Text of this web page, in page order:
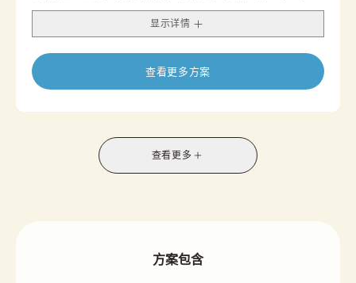
适合夏季观光与休闲出行。
通风柔软的质地搭配富有夏日气息的精致设计，营造
无论是夏日旅行、拍照留念，还是享受一段悠闲的下
午茶时光，都是兼具品味与舒适感的理想选择。
显示详情
查看更多方案
查看更多
方案包含